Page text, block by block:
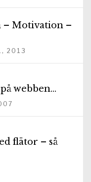
– Motivation –
2013
webben…
flätor – så